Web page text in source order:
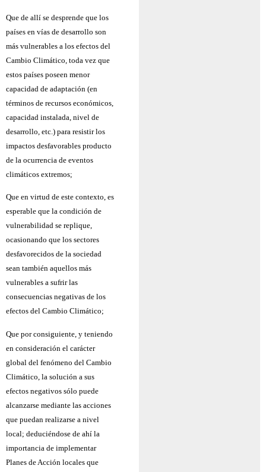
Que de allí se desprende que los
países en vías de desarrollo son
más vulnerables a los efectos del
Cambio Climático, toda vez que
estos países poseen menor
capacidad de adaptación (en
términos de recursos económicos,
capacidad instalada, nivel de
desarrollo, etc.) para resistir los
impactos desfavorables producto
de la ocurrencia de eventos
climáticos extremos;
Que en virtud de este contexto, es
esperable que la condición de
vulnerabilidad se replique,
ocasionando que los sectores
desfavorecidos de la sociedad
sean también aquellos más
vulnerables a sufrir las
consecuencias negativas de los
efectos del Cambio Climático;
Que por consiguiente, y teniendo
en consideración el carácter
global del fenómeno del Cambio
Climático, la solución a sus
efectos negativos sólo puede
alcanzarse mediante las acciones
que puedan realizarse a nivel
local; deduciéndose de ahí la
importancia de implementar
Planes de Acción locales que